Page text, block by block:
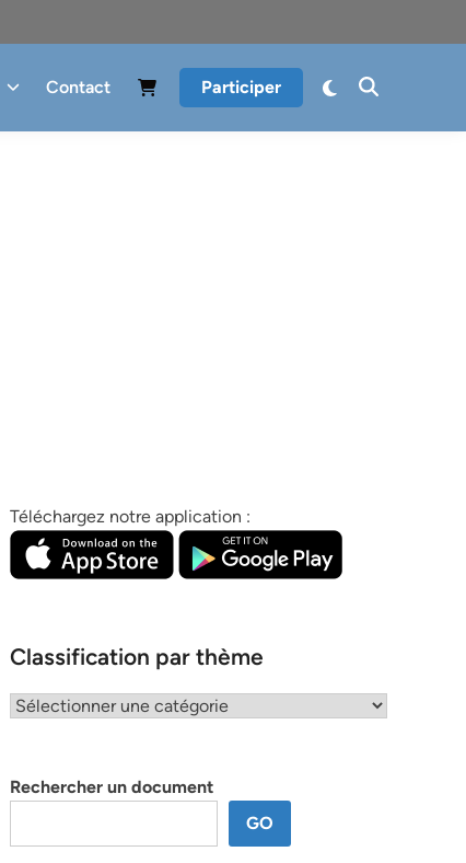
Contact Participer
Téléchargez notre application :
Classification par thème
Classification
Rechercher un document
GO